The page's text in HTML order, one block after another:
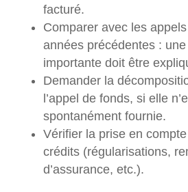
facturé.
Comparer avec les
années précédentes :
importante doit être
Demander la
l’appel de fonds, si elle
spontanément fournie.
Vérifier la prise en compte
crédits (régularisations,
d’assurance, etc.).